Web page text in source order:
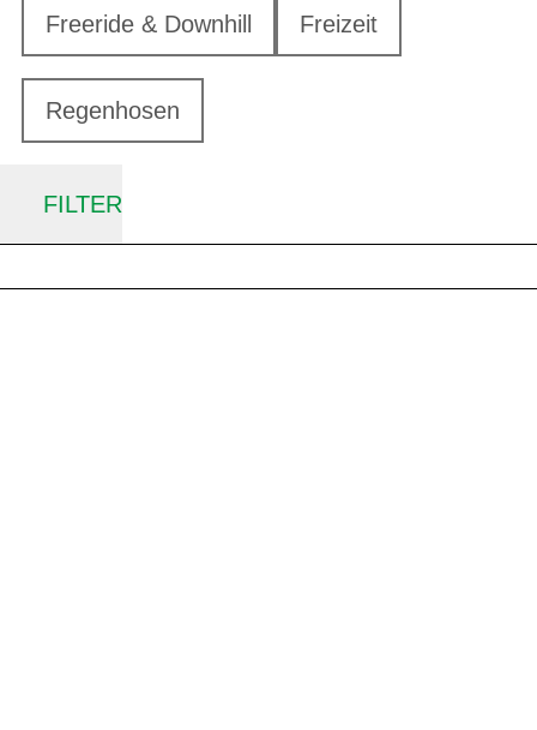
Freeride & Downhill Freizeit
Regenhosen
FILTER